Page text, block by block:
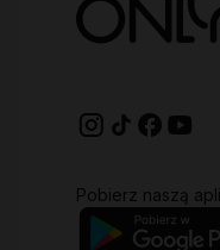
Pobierz naszą